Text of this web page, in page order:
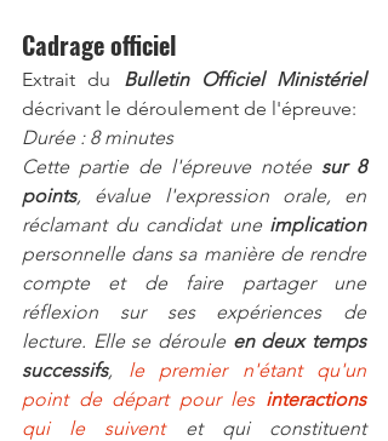
Cadrage officiel
Extrait du Bulletin Officiel Ministériel
décrivant le déroulement de l'épreuve:
Durée : 8 minutes
Cette partie de l'épreuve notée sur 8
points, évalue l'expression orale, en
réclamant du candidat une
implication
personnelle dans sa manière de rendre
compte et de faire partager une
réflexion sur ses expériences de
lecture. Elle se déroule en deux temps
successifs, le premier n'étant qu'un
point de départ pour les interactions
qui le suivent et qui constituent